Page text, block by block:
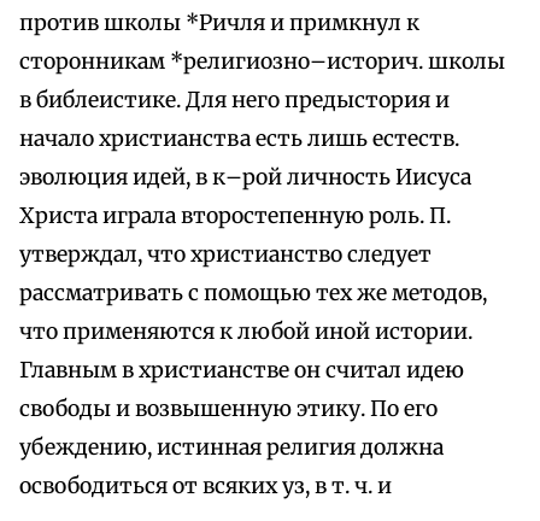
против школы *Ричля и примкнул к
сторонникам *pелигиозно–историч. школы
в библеистике. Для него предыстория и
начало христианства есть лишь естеств.
эволюция идей, в к–рой личность Иисуса
Христа играла второстепенную роль. П.
утверждал, что христианство следует
рассматривать с помощью тех же методов,
что применяются к любой иной истории.
Главным в христианстве он считал идею
свободы и возвышенную этику. По его
убеждению, истинная религия должна
освободиться от всяких уз, в т. ч. и